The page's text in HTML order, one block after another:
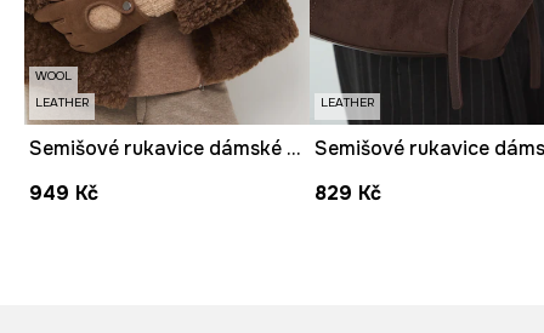
WOOL
LEATHER
Semišové rukavice dámské s příměsí vlny hnědá barva
949 Kč
LEATHER
829 Kč